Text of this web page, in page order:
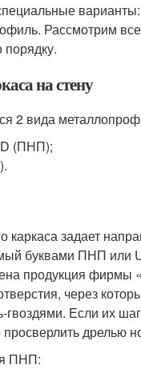
варианты:
Рассмотрим
на стену
2 вида
(ПНП);
каркаса задает
буквами ПНП или
продукция фирмы
через
гвоздями. Если их
просверлить дрелью
ПНП: